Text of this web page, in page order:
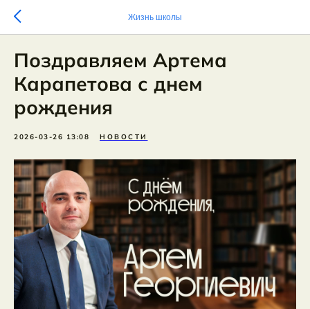
Жизнь школы
Поздравляем Артема
Карапетова с днем
рождения
2026-03-26 13:08 НОВОСТИ